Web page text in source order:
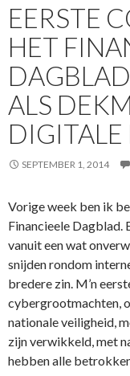
EERSTE
HET
ALS
DIGITALE
SEPTEMBER 1, 2014
Vorige week ben ik
Financieele Dagblad.
vanuit een wat
snijden rondom
bredere zin. M’n
cybergrootmachten,
nationale veiligheid,
zijn verwikkeld, met
hebben alle